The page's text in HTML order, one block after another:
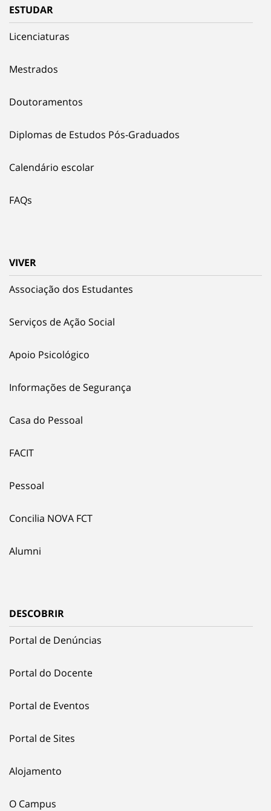
ESTUDAR
Licenciaturas
Mestrados
Doutoramentos
Diplomas de Estudos Pós-Graduados
Calendário escolar
FAQs
VIVER
Associação dos Estudantes
Serviços de Ação Social
Apoio Psicológico
Informações de Segurança
Casa do Pessoal
FACIT
Pessoal
Concilia NOVA FCT
Alumni
DESCOBRIR
Portal de Denúncias
Portal do Docente
Portal de Eventos
Portal de Sites
Alojamento
O Campus